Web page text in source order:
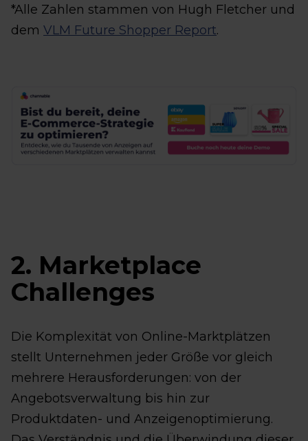
*Alle Zahlen stammen von Hugh Fletcher und
dem VLM Future Shopper Report.
2. Marketplace
Challenges
Die Komplexität von Online-Marktplätzen
stellt Unternehmen jeder Größe vor gleich
mehrere Herausforderungen: von der
Angebotsverwaltung bis hin zur
Produktdaten- und Anzeigenoptimierung.